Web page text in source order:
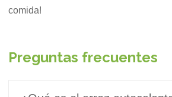
comida!
Preguntas frecuentes